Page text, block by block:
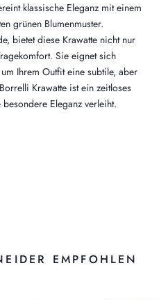
klassische Eleganz mit einem
grünen Blumenmuster.
bietet diese Krawatte nicht nur
Sie eignet sich
Ihrem Outfit eine subtile, aber
Krawatte ist ein zeitloses
Eleganz verleiht.
EMPFOHLEN